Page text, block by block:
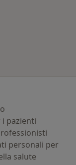
pazienti
personali per
salute